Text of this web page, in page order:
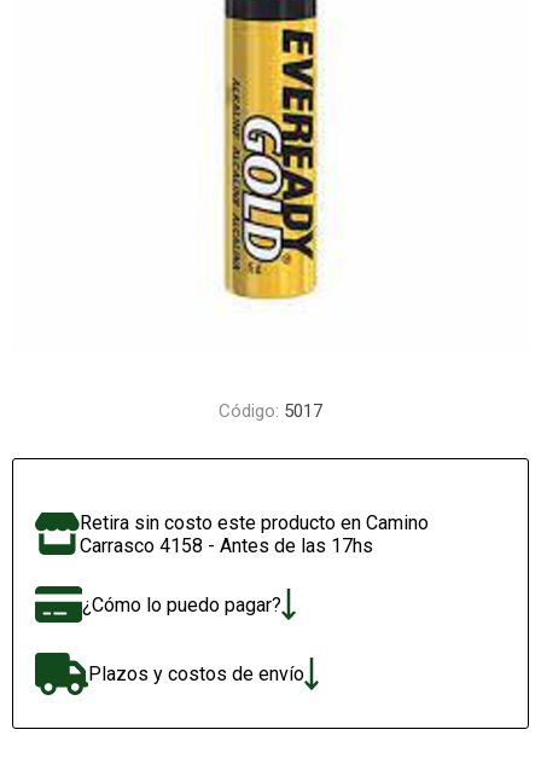
Código: 5017
Retira sin costo este producto en Camino
Carrasco 4158 - Antes de las 17hs
¿Cómo lo puedo pagar?
Plazos y costos de envío